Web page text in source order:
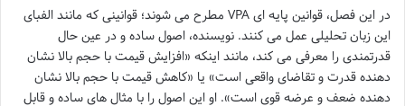
در این فصل، قوانین پایه ای VPA مطرح می شوند؛ قوانینی که مانند الفبای
این زبان تحلیلی عمل می کنند. نویسنده، اصول ساده و در عین حال
قدرتمندی را معرفی می کند، مانند اینکه «افزایش قیمت با حجم بالا نشان
دهنده قدرت و تقاضای واقعی است» یا «کاهش قیمت با حجم بالا نشان
دهنده ضعف و عرضه قوی است». او این اصول را با مثال های ساده و قابل